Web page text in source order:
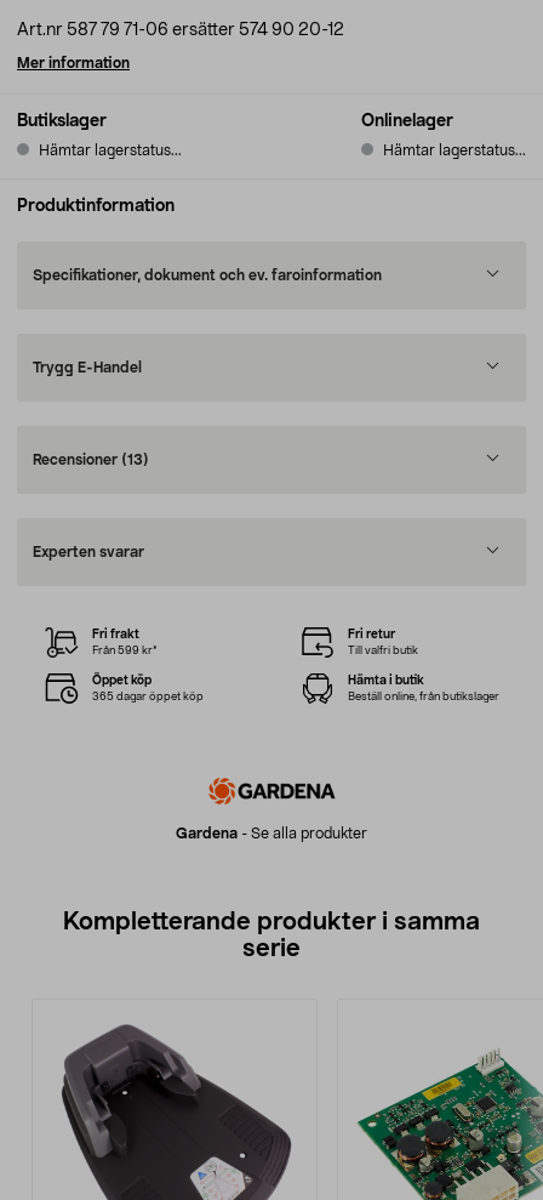
Butikslager
Hämtar lagerstatus...
Onlinelager
Hämtar lagerstatus...
Art.nr 587 79 71-06 ersätter 574 90 20-12
Mer information
Produktinformation
Specifikationer, dokument och ev. faroinformation
Trygg E-Handel
Recensioner (13)
Experten svarar
Gardena - Se alla produkter
Fri frakt
Från 599 kr*
Fri retur
Till valfri butik
Öppet köp
365 dagar öppet köp
Hämta i butik
Beställ online, från butikslager
Kompletterande produkter i samma
serie